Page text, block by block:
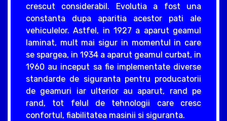
crescut considerabil. Evolutia a fost una
constanta dupa aparitia acestor pati ale
vehiculelor. Astfel, in 1927 a aparut geamul
laminat, mult mai sigur in momentul in care
se spargea, in 1934 a aparut geamul curbat, in
1960 au inceput sa fie implementate diverse
standarde de siguranta pentru producatorii
de geamuri iar ulterior au aparut, rand pe
rand, tot felul de tehnologii care cresc
confortul, fiabilitatea masinii si siguranta.